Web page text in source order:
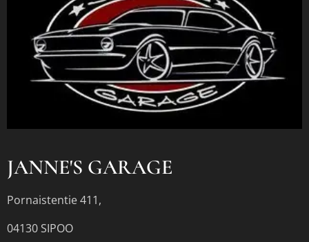
JANNE'S GARAGE
Pornaistentie 411,
04130 SIPOO